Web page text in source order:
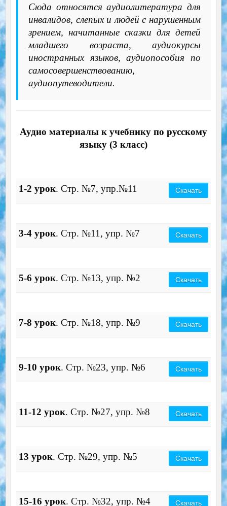
Сюда относятся аудиолитература для
инвалидов, слепых и людей с нарушенным
зрением, начитанные сказки для детей
младшего возраста, аудиокурсы
иностранных языков, аудиопособия по
самосовершенствованию,
аудиопутеводители.
Аудио материалы к учебнику по русскому
языку (3 класс)
1-2 урок. Стр. №7, упр.№11 Скачать
3-4 урок. Стр. №11, упр. №7 Скачать
5-6 урок. Стр. №13, упр. №2 Скачать
7-8 урок. Стр. №18, упр. №9 Скачать
9-10 урок. Стр. №23, упр. №6 Скачать
11-12 урок. Стр. №27, упр. №8 Скачать
13 урок. Стр. №29, упр. №5 Скачать
15-16 урок. Стр. №32, упр. №4 Скачать